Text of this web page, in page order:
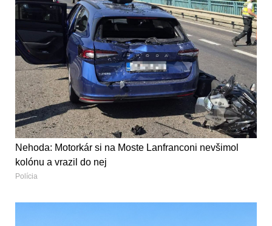
Nehoda: Motorkár si na Moste Lanfranconi nevšimol
kolónu a vrazil do nej
Polícia